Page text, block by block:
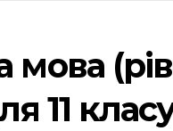
мова
11